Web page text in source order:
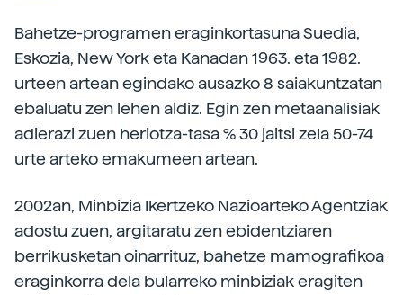
Bahetze-programen eraginkortasuna Suedia,
Eskozia, New York eta Kanadan 1963. eta 1982.
urteen artean egindako ausazko 8 saiakuntzatan
ebaluatu zen lehen aldiz. Egin zen metaanalisiak
adierazi zuen heriotza-tasa % 30 jaitsi zela 50-74
urte arteko emakumeen artean.
2002an, Minbizia Ikertzeko Nazioarteko Agentziak
adostu zuen, argitaratu zen ebidentziaren
berrikusketan oinarrituz, bahetze mamografikoa
eraginkorra dela bularreko minbiziak eragiten